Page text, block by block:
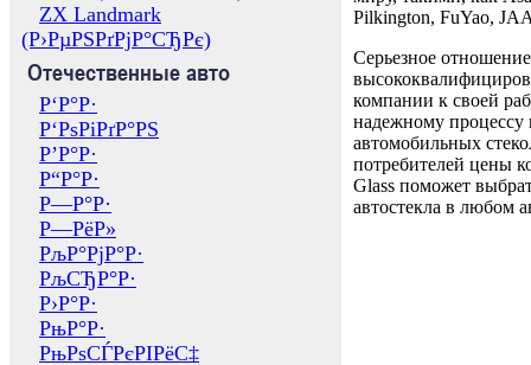
ZX Landmark
(Р›РµРЅРґРјР°СЂРє)
Отечественные авто
Р‘Р°Р·
Р‘РѕРіРґР°РЅ
Р’Р°Р·
Р“Р°Р·
Р—Р°Р·
Р—РёР»
РљР°РјР°Р·
РљСЂР°Р·
Р›Р°Р·
РњР°Р·
РњРѕСЃРєРІРёС‡
Pilkington, FuYao,
Серьезное отношение
компании к своей
надежному процессу
автомобильных
потребителей цены
Glass поможет
автостекла в любом